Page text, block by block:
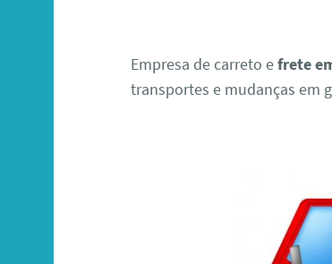
Empresa de carreto efrete
transportes e mudanças em